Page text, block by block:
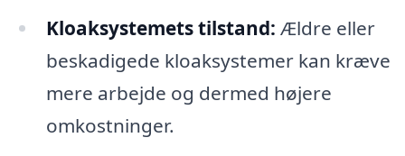
Kloaksystemets tilstand: Ældre eller
beskadigede kloaksystemer kan kræve
mere arbejde og dermed højere
omkostninger.